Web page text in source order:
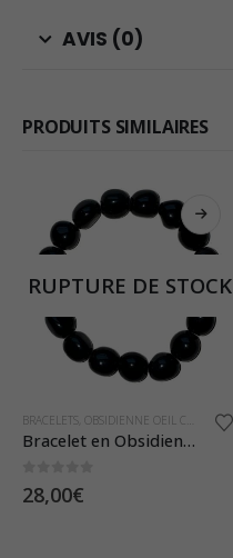
AVIS (0)
PRODUITS SIMILAIRES
RUPTURE DE STOCK
BRACELETS OBSIDIENNE OEIL CÉLESTE
Bracelet en Obsidienne Oeil Céleste – Pierres Roulées
28,00€